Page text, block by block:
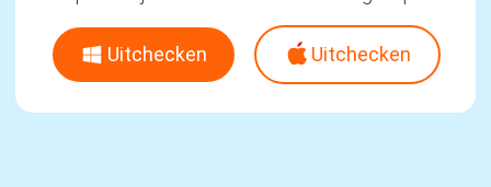
Uitchecken Uitchecken